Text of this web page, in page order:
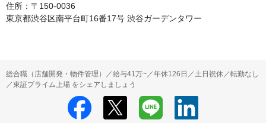
住所：〒150-0036
東京都渋谷区南平台町16番17号 渋谷ガーデンタワー
総合職（店舗開発・物件管理）／給与41万~／年休126日／土日祝休／転勤なし
／東証プライム上場 をシェアしましょう